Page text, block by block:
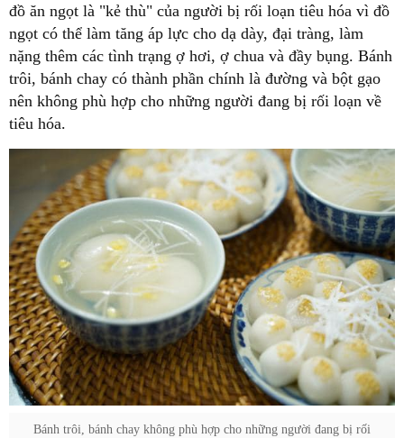
đồ ăn ngọt là "kẻ thù" của người bị rối loạn tiêu hóa vì đồ
ngọt có thể làm tăng áp lực cho dạ dày, đại tràng, làm
nặng thêm các tình trạng ợ hơi, ợ chua và đầy bụng. Bánh
trôi, bánh chay có thành phần chính là đường và bột gạo
nên không phù hợp cho những người đang bị rối loạn về
tiêu hóa.
Bánh trôi, bánh chay không phù hợp cho những người đang bị rối